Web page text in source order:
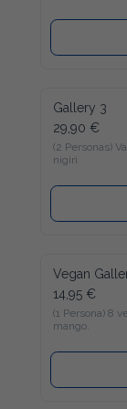
Gallery 3
29,90 €
(2 Personas)
nigiri
Vegan
14,95 €
(1 Persona) 8
mango.